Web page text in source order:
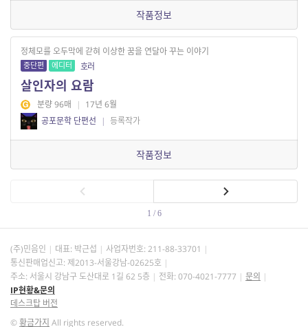
작품정보
정체모를 오두막에 갇혀 이상한 꿈을 연달아 꾸는 이야기
중단편 에디터 호러
살인자의 요람
분량 96매 | 17년 6월
공포문학 단편선
| 등록작가
작품정보
1 / 6
(주)민음인 대표: 박근섭 사업자번호: 211-88-33701
통신판매업신고: 제2013-서울강남-02625호
주소: 서울시 강남구 도산대로 1길 62 5층
전화: 070-4021-7777
문의
IP현황&문의
데스크탑 버전
©황금가지 All rights reserved.